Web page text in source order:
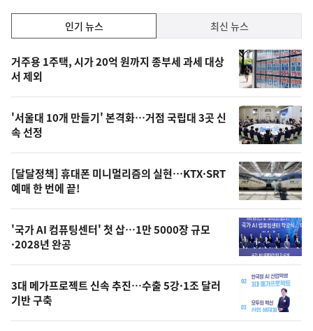
승
기,
최
신,
오
늘
의
영
상
오
늘
의
사
진
인기 뉴스 최신 뉴스
기
뉴
스
거주용 1주택, 시가 20억 원까지 종부세 과세 대상
서 제외
'서울대 10개 만들기' 본격화…거점 국립대 3곳 신
속 선정
[달달정책] 휴대폰 미니멀리즘의 실현…KTX·SRT
예매 한 번에 끝!
'국가 AI 컴퓨팅센터' 첫 삽…1만 5000장 규모
·2028년 완공
3대 메가프로젝트 신속 추진…수출 5강·1조 달러
기반 구축